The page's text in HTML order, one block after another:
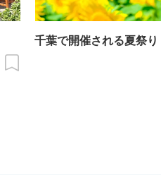
千葉で開催される夏祭